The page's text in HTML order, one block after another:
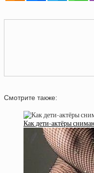
Смотрите также:
Как дети-актёры